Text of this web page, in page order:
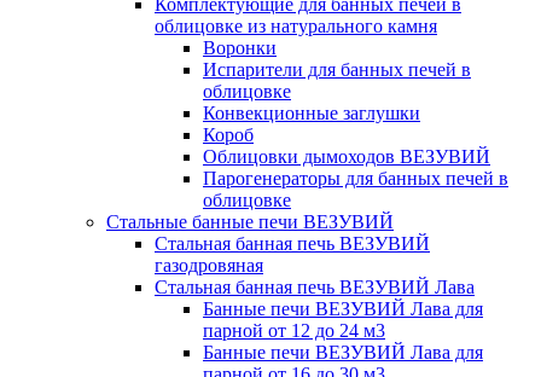
Комплектующие для банных печей в
облицовке из натурального камня
Воронки
Испарители для банных печей в
облицовке
Конвекционные заглушки
Короб
Облицовки дымоходов ВЕЗУВИЙ
Парогенераторы для банных печей в
облицовке
Стальные банные печи ВЕЗУВИЙ
Стальная банная печь ВЕЗУВИЙ
газодровяная
Стальная банная печь ВЕЗУВИЙ Лава
Банные печи ВЕЗУВИЙ Лава для
парной от 12 до 24 м3
Банные печи ВЕЗУВИЙ Лава для